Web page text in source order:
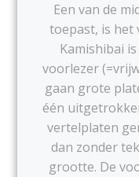
Een van de
toepast, is het
Kamishibai
voorlezer
gaan grote
één
vertelplaten
dan zonder
grootte. De